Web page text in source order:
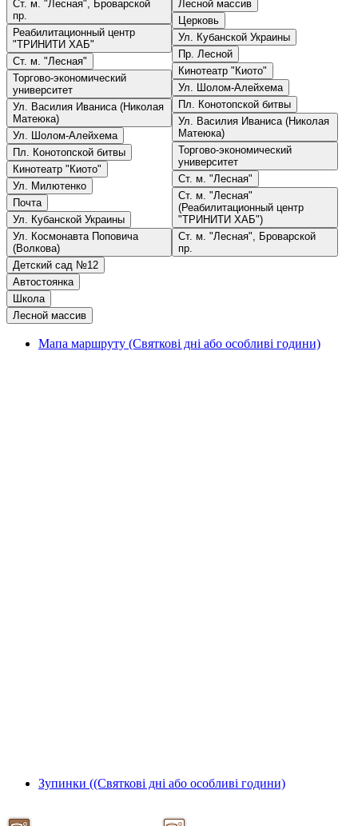
Ст. м. "Лесная", Броварской
пр.
Реабилитационный центр
"ТРИНИТИ ХАБ"
Ст. м. "Лесная"
Торгово-экономический
университет
Ул. Василия Иваниса (Николая
Матеюка)
Ул. Шолом-Алейхема
Пл. Конотопской битвы
Кинотеатр "Киото"
Ул. Милютенко
Почта
Ул. Кубанской Украины
Ул. Космонавта Поповича
(Волкова)
Детский сад №12
Автостоянка
Школа
Лесной массив
Лесной массив
Церковь
Ул. Кубанской Украины
Пр. Лесной
Кинотеатр "Киото"
Ул. Шолом-Алейхема
Пл. Конотопской битвы
Ул. Василия Иваниса (Николая
Матеюка)
Торгово-экономический
университет
Ст. м. "Лесная"
Ст. м. "Лесная"
(Реабилитационный центр
"ТРИНИТИ ХАБ")
Ст. м. "Лесная", Броварской
пр.
Мапа маршруту (Святкові дні або особливі години)
Зупинки ((Святкові дні або особливі години)